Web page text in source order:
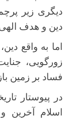
دیگری زیر
دین و هدف الهی
اما به واقع
زورگویی،
فساد بر زمین
در پیوستار
اسلام آخرین